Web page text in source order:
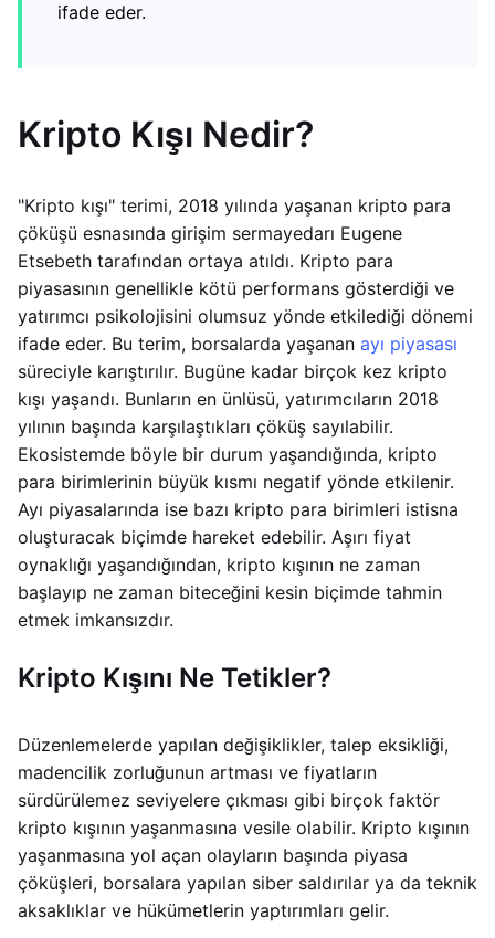
ifade eder.
Kripto Kışı Nedir?
"Kripto kışı" terimi, 2018 yılında yaşanan kripto para
çöküşü esnasında girişim sermayedarı Eugene
Etsebeth tarafından ortaya atıldı. Kripto para
piyasasının genellikle kötü performans gösterdiği ve
yatırımcı psikolojisini olumsuz yönde etkilediği dönemi
ifade eder. Bu terim, borsalarda yaşanan ayı piyasası
süreciyle karıştırılır. Bugüne kadar birçok kez kripto
kışı yaşandı. Bunların en ünlüsü, yatırımcıların 2018
yılının başında karşılaştıkları çöküş sayılabilir.
Ekosistemde böyle bir durum yaşandığında, kripto
para birimlerinin büyük kısmı negatif yönde etkilenir.
Ayı piyasalarında ise bazı kripto para birimleri istisna
oluşturacak biçimde hareket edebilir. Aşırı fiyat
oynaklığı yaşandığından, kripto kışının ne zaman
başlayıp ne zaman biteceğini kesin biçimde tahmin
etmek imkansızdır.
Kripto Kışını Ne Tetikler?
Düzenlemelerde yapılan değişiklikler, talep eksikliği,
madencilik zorluğunun artması ve fiyatların
sürdürülemez seviyelere çıkması gibi birçok faktör
kripto kışının yaşanmasına vesile olabilir. Kripto kışının
yaşanmasına yol açan olayların başında piyasa
çöküşleri, borsalara yapılan siber saldırılar ya da teknik
aksaklıklar ve hükümetlerin yaptırımları gelir.